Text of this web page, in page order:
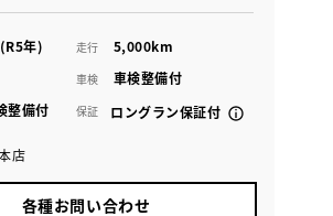
年) 走行 5,000km
車検 車検整備付
整備付 保証 ロングラン保証付
店
各種お問い合わせ